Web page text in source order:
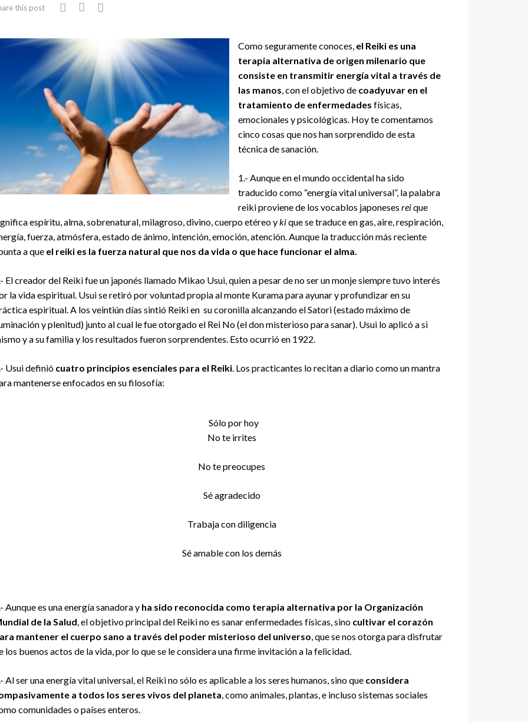
this post
Como seguramente conoces, el Reiki es una
terapia alternativa de origen milenario que
consiste en transmitir energía vital a través de
las manos, con el objetivo de coadyuvar en el
tratamiento de enfermedades físicas,
emocionales y psicológicas. Hoy te comentamos
cinco cosas que nos han sorprendido de esta
técnica de sanación.
1.- Aunque en el mundo occidental ha sido
traducido como “energía vital universal”, la palabra
reiki proviene de los vocablos japonesesreique
espíritu, alma, sobrenatural, milagroso, divino, cuerpo etéreo ykique se traduce en gas, aire, respiración,
fuerza, atmósfera, estado de ánimo, intención, emoción, atención. Aunque la traducción más reciente
a que el reiki es la fuerza natural que nos da vida o que hace funcionar el alma.
El creador del Reiki fue un japonés llamado Mikao Usui, quien a pesar de no ser un monje siempre tuvo interés
la vida espiritual. Usui se retiró por voluntad propia al monte Kurama para ayunar y profundizar en su
espiritual. A los veintiún días sintió Reiki en su coronilla alcanzando el Satori (estado máximo de
y plenitud) junto al cual le fue otorgado el Rei No (el don misterioso para sanar). Usui lo aplicó a sì
y a su familia y los resultados fueron sorprendentes. Esto ocurrió en 1922.
Usui definió cuatro principios esenciales para el Reiki. Los practicantes lo recitan a diario como un mantra
mantenerse enfocados en su filosofía:
Sólo por hoy
No te irrites
No te preocupes
Sé agradecido
Trabaja con diligencia
Sé amable con los demás
Aunque es una energía sanadora y ha sido reconocida como terapia alternativa por la Organización
de la Salud, el objetivo principal del Reiki no es sanar enfermedades físicas, sino cultivar el corazón
mantener el cuerpo sano a través del poder misterioso del universo, que se nos otorga para disfrutar
los buenos actos de la vida, por lo que se le considera una firme invitación a la felicidad.
Al ser una energía vital universal, el Reiki no sólo es aplicable a los seres humanos, sino que considera
a todos los seres vivos del planeta, como animales, plantas, e incluso sistemas sociales
comunidades o países enteros.